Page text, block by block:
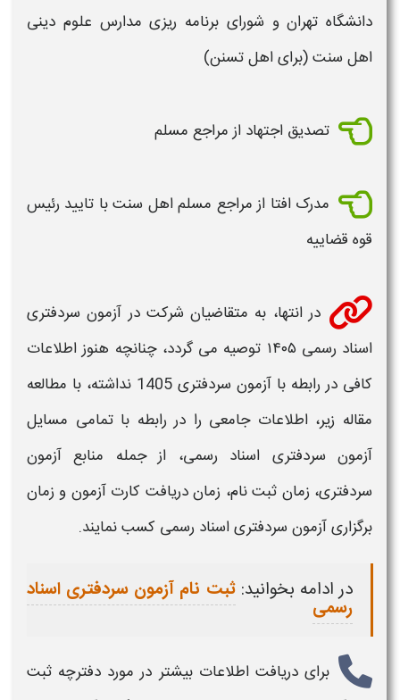
دانشگاه تهران و شورای برنامه ریزی مدارس علوم دینی
اهل سنت (برای اهل تسنن)
تصدیق اجتهاد از مراجع مسلم
مدرک افتا از مراجع مسلم اهل سنت با تایید رئیس
قوه قضاییه
در انتها، به متقاضیان شرکت در آزمون سردفتری
اسناد رسمی ۱۴۰۵
توصیه می گردد، چنانچه هنوز اطلاعات
کافی در رابطه با آزمون سردفتری 1405 نداشته، با مطالعه
مقاله زیر، اطلاعات جامعی را در رابطه با تمامی مسایل
آزمون سردفتری اسناد رسمی، از جمله منابع آزمون
سردفتری، زمان ثبتنام، زمان دریافت کارتآزمون و زمان
برگزاریآزمون سردفتری اسناد رسمی کسب نمایند.
در ادامه بخوانید: ثبت نام آزمون سردفتری اسناد
رسمی
برای دریافت اطلاعات بیشتر در مورد دفترچه ثبت